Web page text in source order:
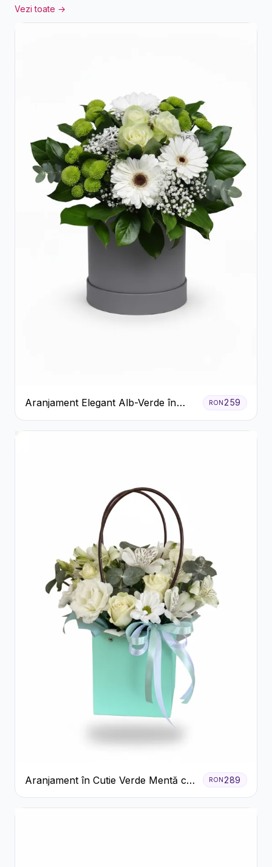
Vezi toate →
Aranjament Elegant Alb-Verde în
Cutie Gri
RON259
Aranjament în Cutie Verde Mentă cu
Trandafiri și Alstroemeria
RON289